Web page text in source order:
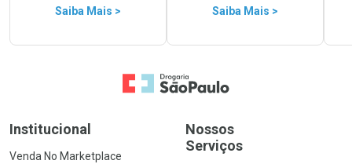
Saiba Mais > Saiba Mais >
Ir para a Home
Institucional
Venda No Marketplace
Nossos
Serviços